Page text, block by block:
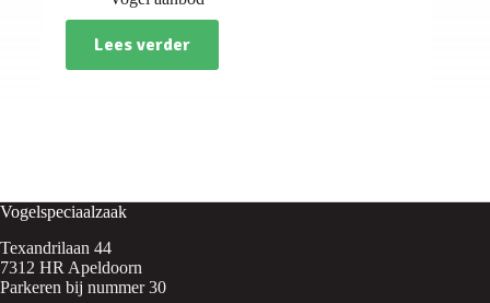
Lees verder
Vogelspeciaalzaak
Texandrilaan 44
7312 HR Apeldoorn
Parkeren bij nummer 30